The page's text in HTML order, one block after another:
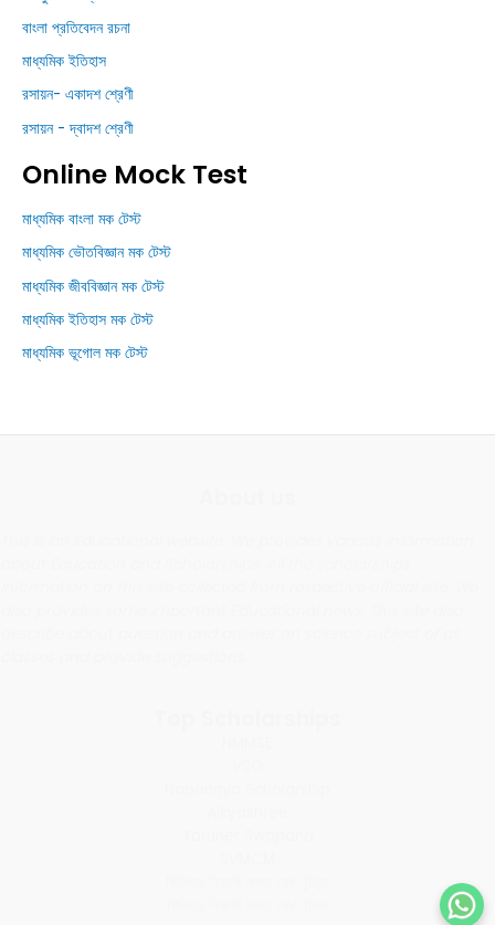
বাংলা প্রতিবেদন রচনা
মাধ্যমিক ইতিহাস
রসায়ন- একাদশ শ্রেণী
রসায়ন - দ্বাদশ শ্রেণী
Online Mock Test
মাধ্যমিক বাংলা মক টেস্ট
মাধ্যমিক ভৌতবিজ্ঞান মক টেস্ট
মাধ্যমিক জীববিজ্ঞান মক টেস্ট
মাধ্যমিক ইতিহাস মক টেস্ট
মাধ্যমিক ভূগোল মক টেস্ট